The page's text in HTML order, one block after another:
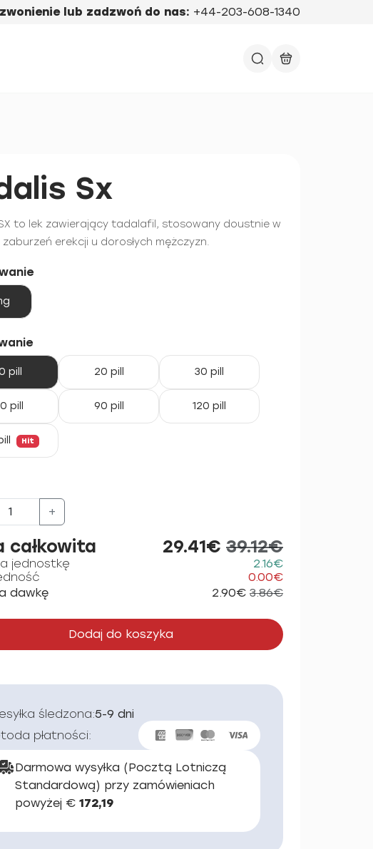
lub zadzwoń do nas: +44-203-608-1340
Sx
to lek zawierający tadalafil, stosowany doustnie w
zaburzeń erekcji u dorosłych mężczyzn.
pill 20 pill 30 pill
pill 90 pill 120 pill
Hit
+
całkowita 29.41€ 39.12€
jednostkę
2.16€
0.00€
dawkę
2.90€ 3.86€
Dodaj do koszyka
śledzona:5-9 dni
płatności:
Darmowa wysyłka (Pocztą Lotniczą
Standardową) przy zamówieniach
powyżej € 172,19